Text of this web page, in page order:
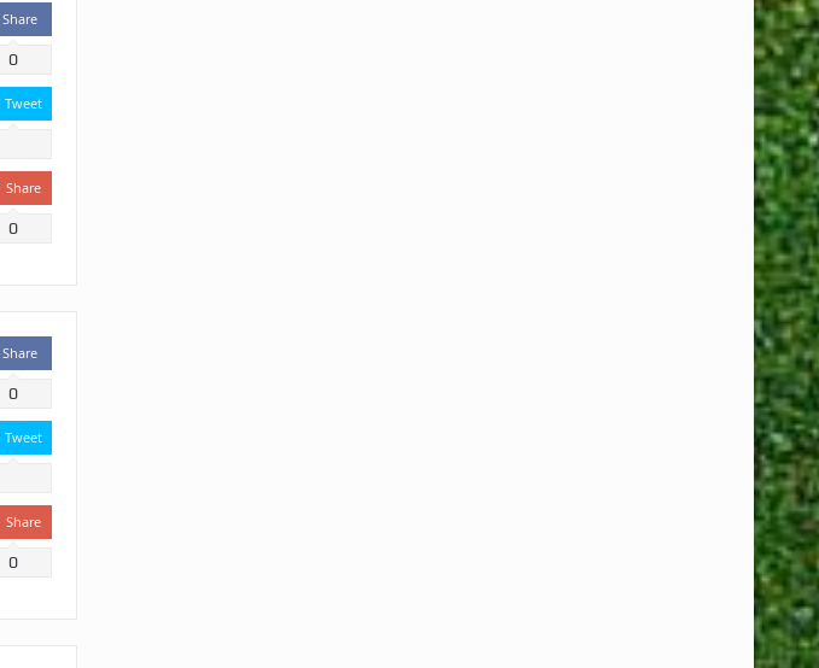
Share
0
Tweet
Share
0
Share
0
Tweet
Share
0